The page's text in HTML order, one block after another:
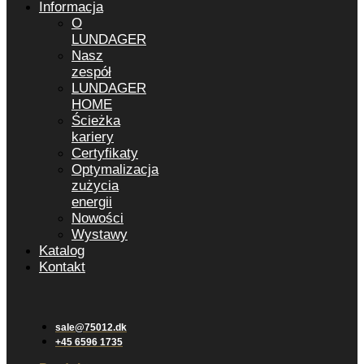
Informacja
O
LUNDAGER
Nasz
zespół
LUNDAGER
HOME
Ścieżka
kariery
Certyfikaty
Optymalizacja
zużycia
energii
Nowości
Wystawy
Katalog
Kontakt
sale@75012.dk
+45 6596 1735